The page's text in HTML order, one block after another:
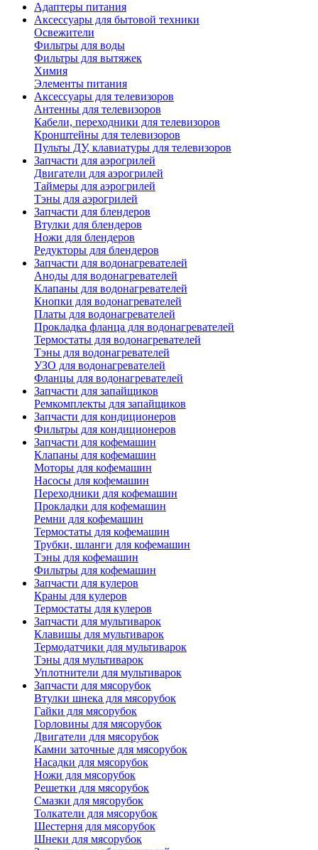
Адаптеры питания
Аксессуары для бытовой техники
Освежители
Фильтры для воды
Фильтры для вытяжек
Химия
Элементы питания
Аксессуары для телевизоров
Антенны для телевизоров
Кабели, переходники для телевизоров
Кронштейны для телевизоров
Пульты ДУ, клавиатуры для телевизоров
Запчасти для аэрогрилей
Двигатели для аэрогрилей
Таймеры для аэрогрилей
Тэны для аэрогрилей
Запчасти для блендеров
Втулки для блендеров
Ножи для блендеров
Редукторы для блендеров
Запчасти для водонагревателей
Аноды для водонагревателей
Клапаны для водонагревателей
Кнопки для водонагревателей
Платы для водонагревателей
Прокладка фланца для водонагревателей
Термостаты для водонагревателей
Тэны для водонагревателей
УЗО для водонагревателей
Фланцы для водонагревателей
Запчасти для запайщиков
Ремкомплекты для запайщиков
Запчасти для кондиционеров
Фильтры для кондиционеров
Запчасти для кофемашин
Клапаны для кофемашин
Моторы для кофемашин
Насосы для кофемашин
Переходники для кофемашин
Прокладки для кофемашин
Ремни для кофемашин
Термостаты для кофемашин
Трубки, шланги для кофемашин
Тэны для кофемашин
Фильтры для кофемашин
Запчасти для кулеров
Краны для кулеров
Термостаты для кулеров
Запчасти для мультиварок
Клавишы для мультиварок
Термодатчики для мультиварок
Тэны для мультиварок
Уплотнители для мультиварок
Запчасти для мясорубок
Втулки шнека для мясорубок
Гайки для мясорубок
Горловины для мясорубок
Двигатели для мясорубок
Камни заточные для мясорубок
Насадки для мясорубок
Ножи для мясорубок
Решетки для мясорубок
Смазки для мясорубок
Толкатели для мясорубок
Шестерня для мясорубок
Шнеки для мясорубок